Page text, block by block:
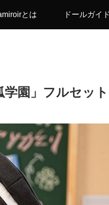
とは ドールガイド
園」フルセッ